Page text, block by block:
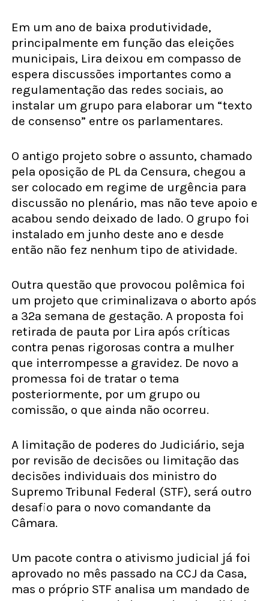
Em um ano de baixa produtividade,
principalmente em função das eleições
municipais, Lira deixou em compasso de
espera discussões importantes como a
regulamentação das redes sociais, ao
instalar um grupo para elaborar um “texto
de consenso” entre os parlamentares.
O antigo projeto sobre o assunto, chamado
pela oposição de PL da Censura, chegou a
ser colocado em regime de urgência para
discussão no plenário, mas não teve apoio e
acabou sendo deixado de lado. O grupo foi
instalado em junho deste ano e desde
então não fez nenhum tipo de atividade.
Outra questão que provocou polêmica foi
um projeto que criminalizava o aborto após
a 32ª semana de gestação. A proposta foi
retirada de pauta por Lira após críticas
contra penas rigorosas contra a mulher
que interrompesse a gravidez. De novo a
promessa foi de tratar o tema
posteriormente, por um grupo ou
comissão, o que ainda não ocorreu.
A limitação de poderes do Judiciário, seja
por revisão de decisões ou limitação das
decisões individuais dos ministro do
Supremo Tribunal Federal (STF), será outro
desafio para o novo comandante da
Câmara.
Um pacote contra o ativismo judicial já foi
aprovado no mês passado na CCJ da Casa,
mas o próprio STF analisa um mandado de